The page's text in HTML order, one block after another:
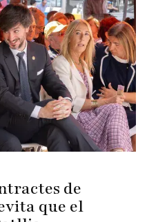
de
que el